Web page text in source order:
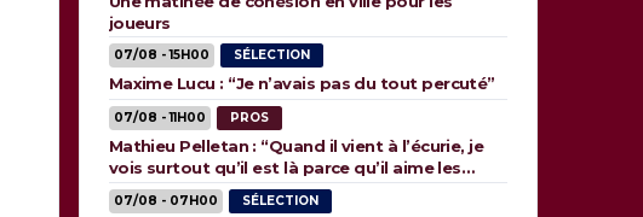
joueurs
07/08 - 15H00 SÉLECTION
Maxime Lucu : “Je n’avais pas du tout percuté”
07/08 - 11H00 PROS
Mathieu Pelletan : “Quand il vient à l’écurie, je
vois surtout qu’il est là parce qu’il aime les
animaux”
07/08 - 07H00 SÉLECTION